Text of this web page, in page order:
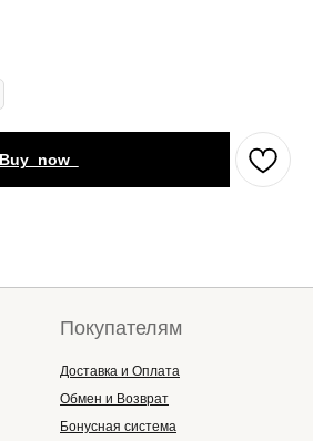
Доставка и Оплата
Обмен и Возврат
Бонусная система
Покупателям